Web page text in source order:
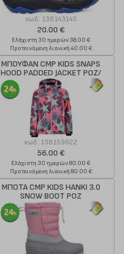
κωδ. 138143143
20.00 €
Ελάχιστη 30 ημερών 38.00 €
Προτεινόμενη λιανική 40.00 €
ΜΠΟΥΦΑΝ CMP KIDS SNAPS
HOOD PADDED JACKET ΡΟΖ/
ΤΙΡΚΟΥΑΖ
κωδ. 138159922
56.00 €
Ελάχιστη 30 ημερών 80.00 €
Προτεινόμενη λιανική 80.00 €
ΜΠΟΤΑ CMP KIDS HANKI 3.0
SNOW BOOT ΡΟΖ